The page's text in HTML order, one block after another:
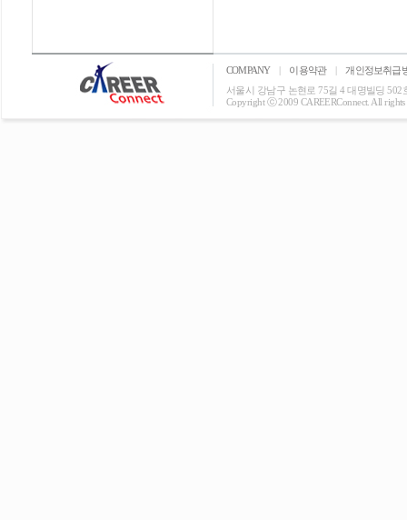
COMPANY | 이용약관 |
개인정보취급
서울시 강남구 논현로 75길 4 대명빌딩 502
Copyright ⓒ 2009 CAREERConnect. All rights